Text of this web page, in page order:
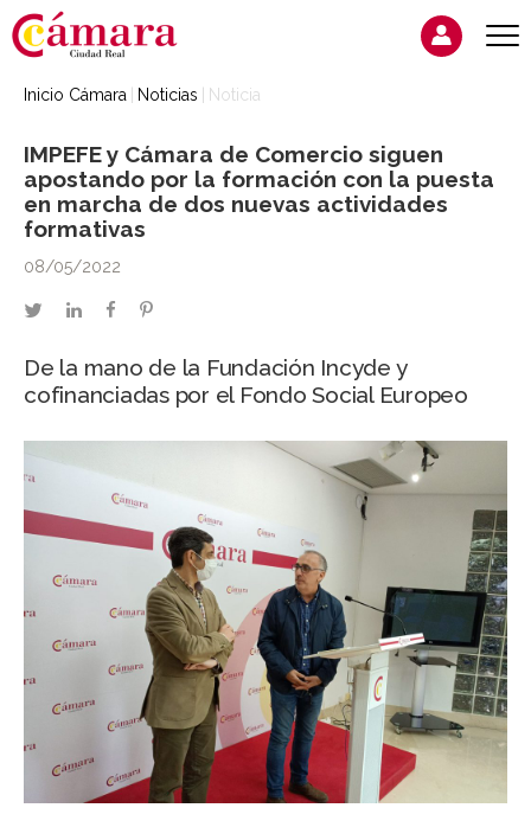
Inicio Cámara Noticias Noticia
IMPEFE y Cámara de Comercio siguen
apostando por la formación con la puesta
en marcha de dos nuevas actividades
formativas
08/05/2022
twitterlinkedinfacebookpinterest
De la mano de la Fundación Incyde y
cofinanciadas por el Fondo Social Europeo